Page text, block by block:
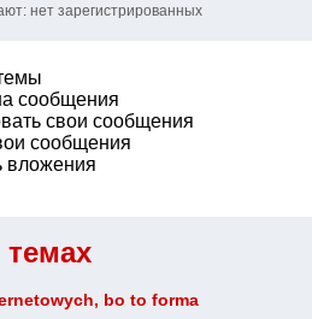
bo to forma
нет зарегистрированных
сообщения
свои сообщения
сообщения
вложения